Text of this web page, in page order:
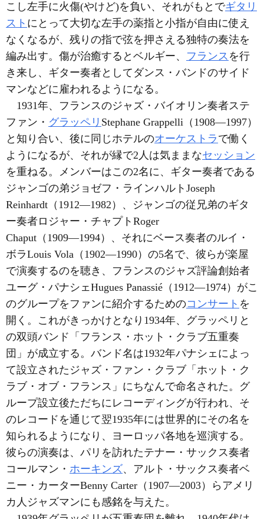
こし左手に火傷(やけど)を負い、それがもとでギタリ
スト にとって大切な左手の薬指と小指が自由に使え
なくなるが、残りの指で弦を押さえる独特の奏法を
編み出す。傷が治癒するとベルギー、 フランス を行
き来し、ギター奏者としてダンス・バンドのサイド
マンなどに雇われるようになる。
1931年、フランスのジャズ・バイオリン奏者ステ
ファン・ グラッペリ Stephane Grappelli（1908―1997）
と知り合い、後に同じホテルのオーケストラ で働く
ようになるが、それが縁で2人は気ままなセッション
を重ねる。メンバーはこの2名に、ギター奏者である
ジャンゴの弟ジョゼフ・ラインハルトJoseph
Reinhardt（1912―1982）、ジャンゴの従兄弟のギタ
ー奏者ロジャー・チャプトRoger
Chaput（1909―1994）、それにベース奏者のルイ・
ボラLouis Vola（1902―1990）の5名で、彼らが楽屋
で演奏するのを聴き、フランスのジャズ評論創始者
ユーグ・パナシェHugues Panassié（1912―1974）がこ
のグループをファンに紹介するためのコンサート を
開く。これがきっかけとなり1934年、グラッペリと
の双頭バンド「フランス・ホット・クラブ五重奏
団」が成立する。バンド名は1932年パナシェによっ
て設立されたジャズ・ファン・クラブ「ホット・ク
ラブ・オブ・フランス」にちなんで命名された。グ
ループ設立後ただちにレコーディングが行われ、そ
のレコードを通じて翌1935年には世界的にその名を
知られるようになり、ヨーロッパ各地を巡演する。
彼らの演奏は、パリを訪れたテナー・サックス奏者
コールマン・ ホーキンズ、アルト・サックス奏者ベ
ニー・カーターBenny Carter（1907―2003）らアメリ
カ人ジャズマンにも感銘を与えた。